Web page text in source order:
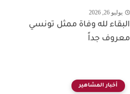
يوليو 26, 2026
البقاء لله وفاة ممثل تونسي
معروف جداً
أخبار المشاهير